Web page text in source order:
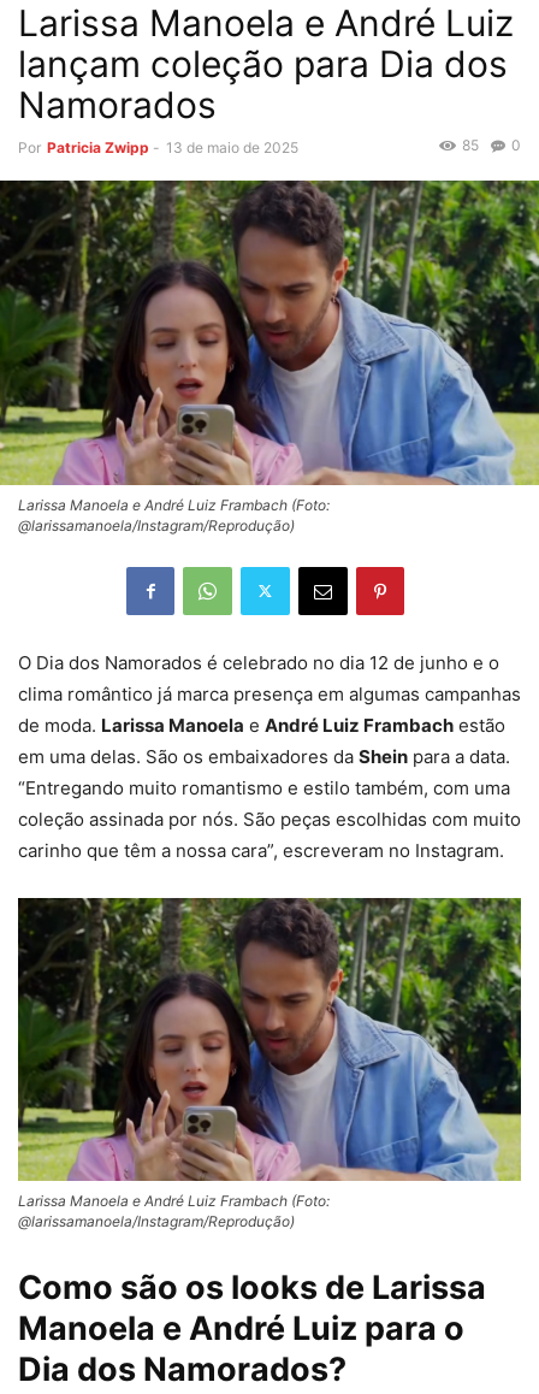
Larissa Manoela e André Luiz
lançam coleção para Dia dos
Namorados
Por Patricia Zwipp - 13 de maio de 2025 0
85
Larissa Manoela e André Luiz Frambach (Foto:
@larissamanoela/Instagram/Reprodução)
O Dia dos Namorados é celebrado no dia 12 de junho e o
clima romântico já marca presença em algumas campanhas
de moda. Larissa Manoela e André Luiz Frambach estão
em uma delas. São os embaixadores da Shein para a data.
“Entregando muito romantismo e estilo também, com uma
coleção assinada por nós. São peças escolhidas com muito
carinho que têm a nossa cara”, escreveram no Instagram.
Larissa Manoela e André Luiz Frambach (Foto:
@larissamanoela/Instagram/Reprodução)
Como são os looks de Larissa
Manoela e André Luiz para o
Dia dos Namorados?